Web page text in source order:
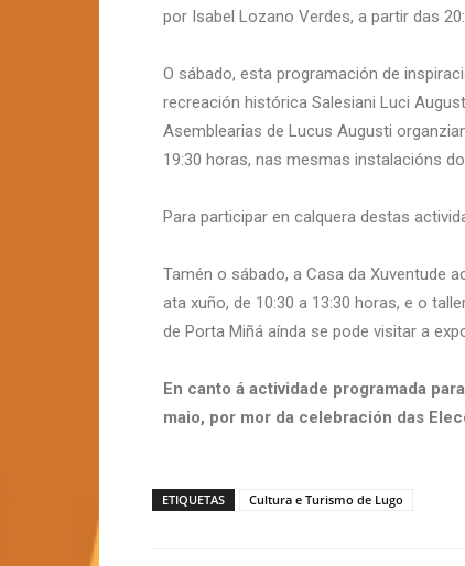
por Isabel Lozano Verdes, a partir das
O sábado, esta programación de
recreación histórica Salesiani Luci
Asemblearias de Lucus Augusti
19:30 horas, nas mesmas instalacións
Para participar en calquera destas
Tamén o sábado, a Casa da Xuventude
ata xuño, de 10:30 a 13:30 horas, e o
de Porta Miñá aínda se pode visitar a
En canto á actividade programada
maio, por mor da celebración das
ETIQUETAS Cultura e Turismo de Lugo